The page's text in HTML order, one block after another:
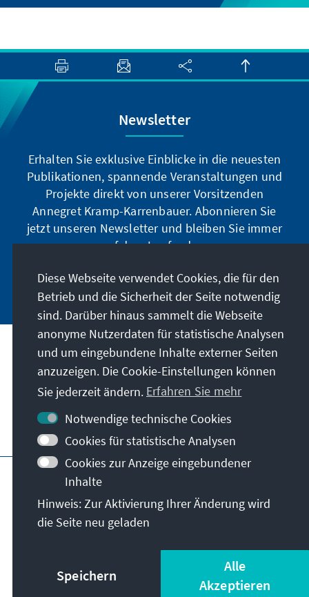
Newsletter
Erhalten Sie exklusive Einblicke in die neuesten
Publikationen, spannende Veranstaltungen und
Projekte direkt von unserer Vorsitzenden
Annegret Kramp-Karrenbauer. Abonnieren Sie
jetzt unseren Newsletter und bleiben Sie immer
auf dem Laufenden.
Jetzt abonnieren
Unser Auftrag
Kontakt
Weitere Angebote der Stiftung
Impressum
Datenschutz
Nutzungsbedingungen
Erklärung zur Barrierefreiheit
Barriere melden
Sitemap
© Konrad-Adenauer-Stiftung e.V. 2026
Diese Webseite verwendet Cookies, die für den
Betrieb und die Sicherheit der Seite notwendig
sind. Darüber hinaus sammelt die Webseite
anonyme Nutzerdaten für statistische Analysen
und um eingebundene Inhalte externer Seiten
anzuzeigen. Die Cookie-Einstellungen können
Sie jederzeit ändern. Erfahren Sie mehr
Notwendige technische Cookies
Cookies für statistische Analysen
Cookies zur Anzeige eingebundener
Inhalte
Hinweis: Zur Aktivierung Ihrer Änderung wird
die Seite neu geladen
Speichern
Alle
Akzeptieren